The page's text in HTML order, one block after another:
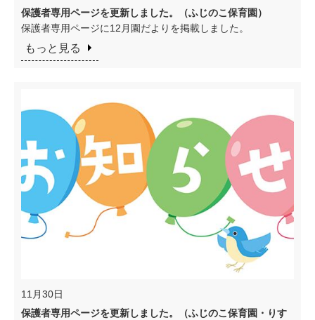
保護者専用ページを更新しました。（ふじのこ保育園）
保護者専用ページに12月園だよりを掲載しました。
もっと見る
11月30日
保護者専用ページを更新しました。（ふじのこ保育園・りす